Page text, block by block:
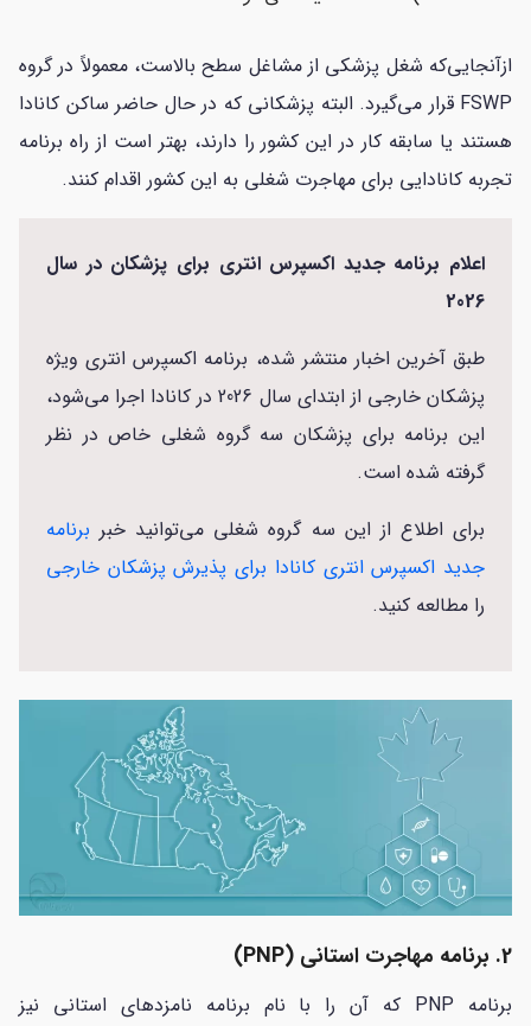
ازآنجایی‌که شغل پزشکی از مشاغل سطح بالاست، معمولاً در گروه
FSWP قرار می‌گیرد. البته پزشکانی که در حال حاضر ساکن کانادا
هستند یا سابقه کار در این کشور را دارند، بهتر است از راه برنامه
تجربه کانادایی برای مهاجرت شغلی به این کشور اقدام کنند.
اعلام برنامه جدید اکسپرس انتری برای پزشکان در سال
2026
طبق آخرین اخبار منتشر شده، برنامه اکسپرس انتری ویژه
پزشکان خارجی از ابتدای سال 2026 در کانادا اجرا می‌شود،
این برنامه برای پزشکان سه گروه شغلی خاص در نظر
گرفته شده است.
برای اطلاع از این سه گروه شغلی می‌توانید خبر برنامه
جدید اکسپرس انتری کانادا برای پذیرش پزشکان خارجی
را مطالعه کنید.
2. برنامه مهاجرت استانی (PNP)
برنامه PNP که آن را با نام برنامه نامزدهای استانی نیز